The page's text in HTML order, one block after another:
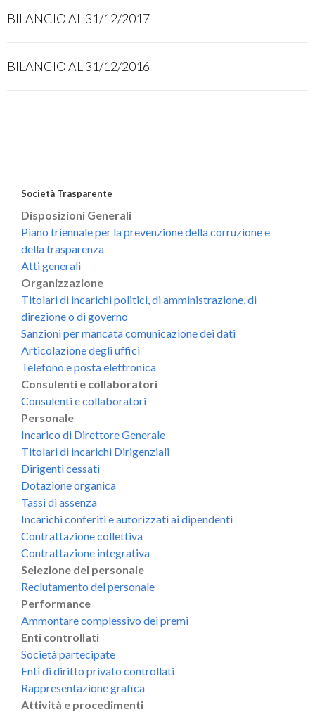
BILANCIO AL 31/12/2017
BILANCIO AL 31/12/2016
Società Trasparente
Disposizioni Generali
Piano triennale per la prevenzione della corruzione e
della trasparenza
Atti generali
Organizzazione
Titolari di incarichi politici, di amministrazione, di
direzione o di governo
Sanzioni per mancata comunicazione dei dati
Articolazione degli uffici
Telefono e posta elettronica
Consulenti e collaboratori
Consulenti e collaboratori
Personale
Incarico di Direttore Generale
Titolari di incarichi Dirigenziali
Dirigenti cessati
Dotazione organica
Tassi di assenza
Incarichi conferiti e autorizzati ai dipendenti
Contrattazione collettiva
Contrattazione integrativa
Selezione del personale
Reclutamento del personale
Performance
Ammontare complessivo dei premi
Enti controllati
Società partecipate
Enti di diritto privato controllati
Rappresentazione grafica
Attività e procedimenti